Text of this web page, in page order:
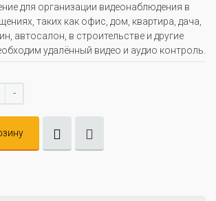
для организации видеонаблюдения в
таких как офис, дом, квартира, дача,
автосалон, в строительстве и другие
удалённый видео и аудио контроль.
-